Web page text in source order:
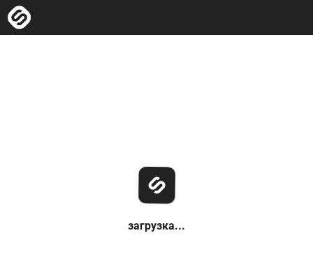
загрузка...